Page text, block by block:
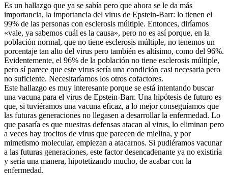
Es un hallazgo que ya se sabía pero que ahora se le da más
importancia, la importancia del virus de Epstein-Barr: lo tienen el
99% de las personas con esclerosis múltiple. Entonces, diríamos
«vale, ya sabemos cuál es la causa», pero no es así porque, en la
población normal, que no tiene esclerosis múltiple, no tenemos un
porcentaje tan alto del virus pero también es altísimo, como del 96%.
Evidentemente, el 96% de la población no tiene esclerosis múltiple,
pero sí parece que este virus sería una condición casi necesaria pero
no suficiente. Necesitaríamos los otros cofactores.
Este hallazgo es muy interesante porque se está intentando buscar
una vacuna para el virus de Epstein-Barr. Una hipótesis de futuro es
que, si tuviéramos una vacuna eficaz, a lo mejor conseguíamos que
las futuras generaciones no llegasen a desarrollar la enfermedad. Lo
que pasaría es que nuestras defensas atacan al virus, lo eliminan pero
a veces hay trocitos de virus que parecen de mielina, y por
mimetismo molecular, empiezan a atacarnos. Si pudiéramos vacunar
a las futuras generaciones, este factor desencadenante ya no existiría
y sería una manera, hipotetizando mucho, de acabar con la
enfermedad.